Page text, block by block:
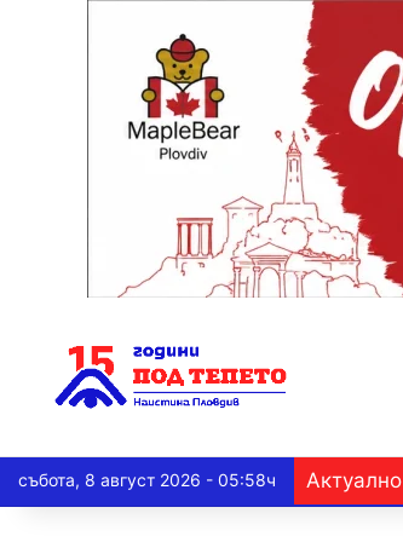
събота, 8 август 2026 - 05:58ч Актуално